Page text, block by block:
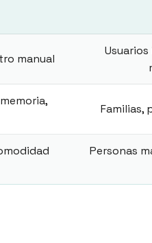
manual
Familias,
Personas